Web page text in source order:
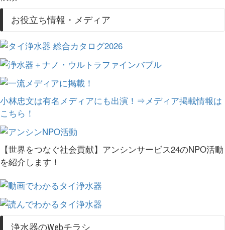
お役立ち情報・メディア
小林忠文は有名メディアにも出演！⇒メディア掲載情報は
こちら！
【世界をつなぐ社会貢献】アンシンサービス24のNPO活動
を紹介します！
浄水器のWebチラシ